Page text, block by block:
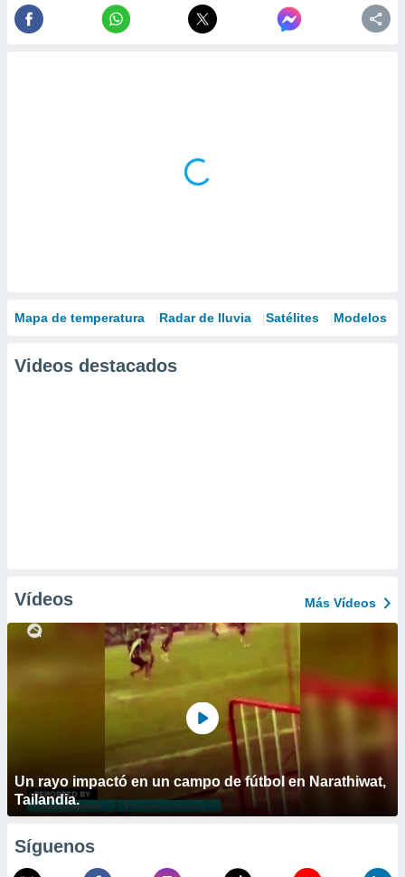
Mapa de temperatura Radar de lluvia Satélites Modelos
Videos destacados
Vídeos Más Vídeos
Un rayo impactó en un campo de fútbol en Narathiwat,
Tailandia.
Síguenos